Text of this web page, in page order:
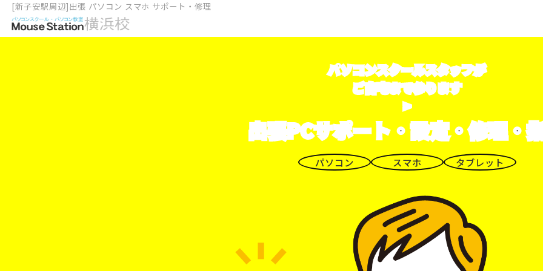
[新子安駅周辺]出張 パソコン スマホ サポート・修理
パソコンスクールスタッフが
ご自宅まで参ります
>
出張PCサポート・設定・修理・
パソコン スマホ タブレット